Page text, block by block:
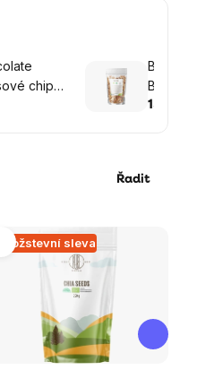
chipsy
BIO,
159 Kč
Řadit
Množstevní sleva